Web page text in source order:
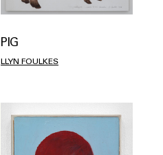
PIG
LLYN FOULKES